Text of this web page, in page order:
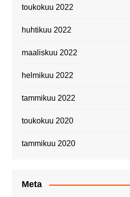
toukokuu 2022
huhtikuu 2022
maaliskuu 2022
helmikuu 2022
tammikuu 2022
toukokuu 2020
tammikuu 2020
Meta